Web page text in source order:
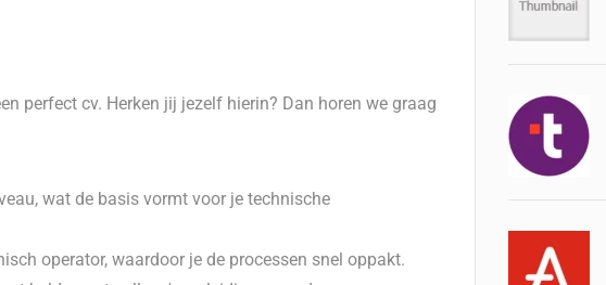
perfect cv. Herken jij jezelf hierin? Dan horen we graag
wat de basis vormt voor je technische
operator, waardoor je de processen snel oppakt.